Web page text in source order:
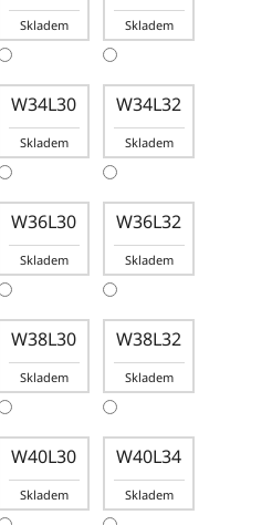
Skladem Skladem
W34L30
Skladem
W34L32
Skladem
W36L30
Skladem
W36L32
Skladem
W38L30
Skladem
W38L32
Skladem
W40L30
Skladem
W40L34
Skladem